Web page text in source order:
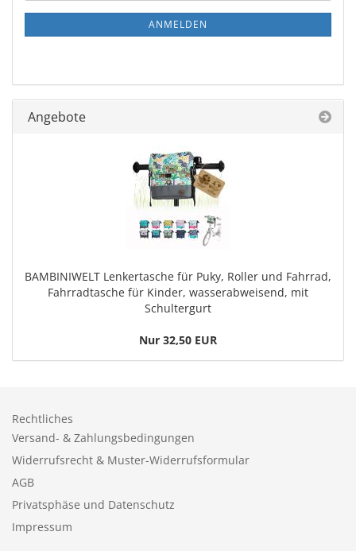
ANMELDEN
Angebote
BAMBINIWELT Lenkertasche für Puky, Roller und Fahrrad,
Fahrradtasche für Kinder, wasserabweisend, mit
Schultergurt
Nur 32,50 EUR
Rechtliches
Versand- & Zahlungsbedingungen
Widerrufsrecht & Muster-Widerrufsformular
AGB
Privatsphäse und Datenschutz
Impressum